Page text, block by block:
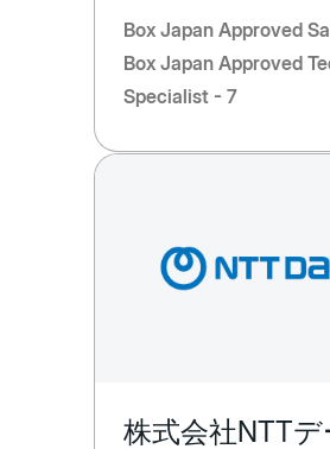
Box Japan Approved
Box Japan Approved
Specialist - 7
株式会社NTTデ